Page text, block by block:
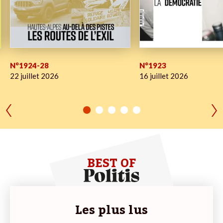
N°1924-28
22 juillet 2026
N°1923
16 juillet 2026
BEST OF
Les plus lus